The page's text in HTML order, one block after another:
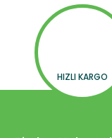
HIZLI KARGO